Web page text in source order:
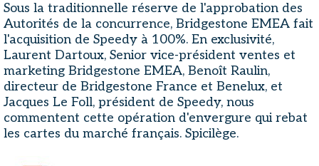
Sous la traditionnelle réserve de l'approbation des
Autorités de la concurrence, Bridgestone EMEA fait
l'acquisition de Speedy à 100%. En exclusivité,
Laurent Dartoux, Senior vice-président ventes et
marketing Bridgestone EMEA, Benoît Raulin,
directeur de Bridgestone France et Benelux, et
Jacques Le Foll, président de Speedy, nous
commentent cette opération d'envergure qui rebat
les cartes du marché français. Spicilège.